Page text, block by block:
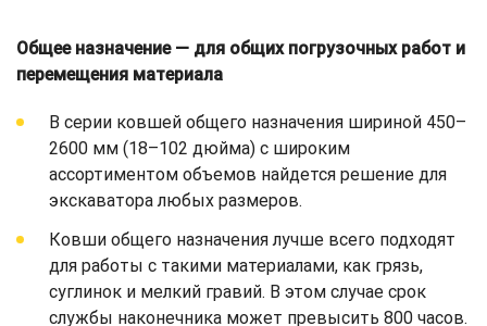
Общее назначение — для общих погрузочных работ и
перемещения материала
В серии ковшей общего назначения шириной 450–
2600 мм (18–102 дюйма) с широким
ассортиментом объемов найдется решение для
экскаватора любых размеров.
Ковши общего назначения лучше всего подходят
для работы с такими материалами, как грязь,
суглинок и мелкий гравий. В этом случае срок
службы наконечника может превысить 800 часов.